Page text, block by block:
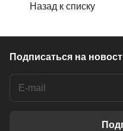
Назад к списку
Подписаться на